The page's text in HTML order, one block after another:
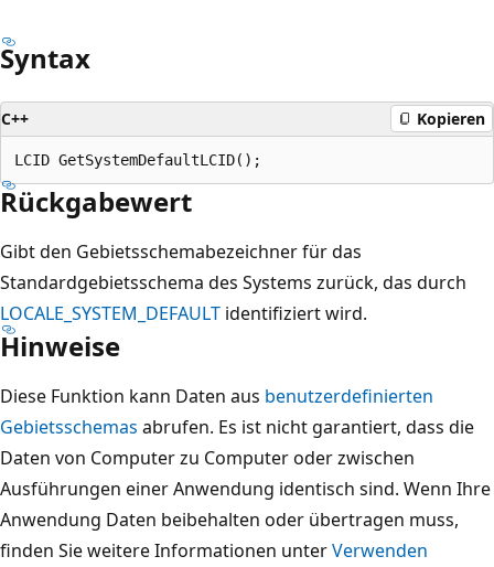
Syntax
C++ Kopieren
Rückgabewert
Gibt den Gebietsschemabezeichner für das
Standardgebietsschema des Systems zurück, das durch
LOCALE_SYSTEM_DEFAULT identifiziert wird.
Hinweise
Diese Funktion kann Daten aus benutzerdefinierten
Gebietsschemas abrufen. Es ist nicht garantiert, dass die
Daten von Computer zu Computer oder zwischen
Ausführungen einer Anwendung identisch sind. Wenn Ihre
Anwendung Daten beibehalten oder übertragen muss,
finden Sie weitere Informationen unterVerwenden